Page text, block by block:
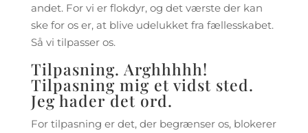
andet. For vi er flokdyr, og det værste der kan
ske for os er, at blive udelukket fra fællesskabet.
Så vi tilpasser os.
Tilpasning. Arghhhhh!
Tilpasning mig et vidst sted.
Jeg hader det ord.
For tilpasning er det, der begrænser os, blokerer